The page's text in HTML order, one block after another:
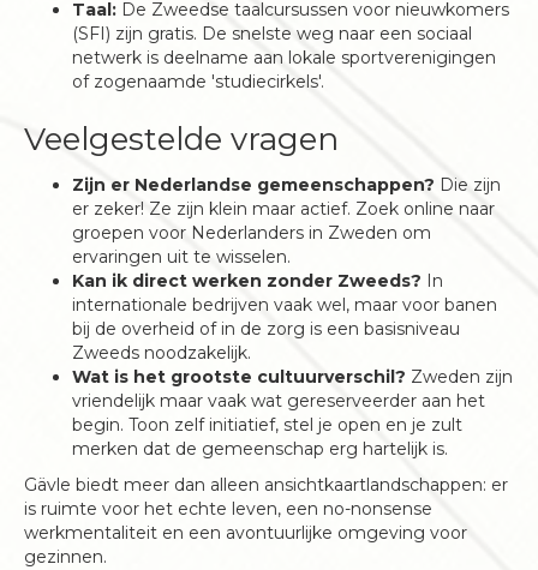
Taal: De Zweedse taalcursussen voor nieuwkomers
(SFI) zijn gratis. De snelste weg naar een sociaal
netwerk is deelname aan lokale sportverenigingen
of zogenaamde 'studiecirkels'.
Veelgestelde vragen
Zijn er Nederlandse gemeenschappen? Die zijn
er zeker! Ze zijn klein maar actief. Zoek online naar
groepen voor Nederlanders in Zweden om
ervaringen uit te wisselen.
Kan ik direct werken zonder Zweeds? In
internationale bedrijven vaak wel, maar voor banen
bij de overheid of in de zorg is een basisniveau
Zweeds noodzakelijk.
Wat is het grootste cultuurverschil? Zweden zijn
vriendelijk maar vaak wat gereserveerder aan het
begin. Toon zelf initiatief, stel je open en je zult
merken dat de gemeenschap erg hartelijk is.
Gävle biedt meer dan alleen ansichtkaartlandschappen: er
is ruimte voor het echte leven, een no-nonsense
werkmentaliteit en een avontuurlijke omgeving voor
gezinnen.